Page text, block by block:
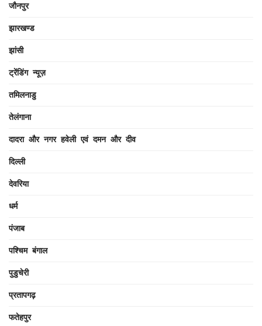
जौनपुर
झारखण्ड
झांसी
ट्रेंडिंग न्यूज़
तमिलनाडु
तेलंगाना
दादरा और नगर हवेली एवं दमन और दीव
दिल्ली
देवरिया
धर्म
पंजाब
पश्चिम बंगाल
पुडुचेरी
प्रतापगढ़
फतेहपुर